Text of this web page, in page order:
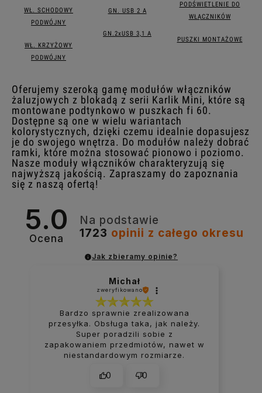
WŁ. SCHODOWY
PODWÓJNY
WŁ. KRZYŻOWY
PODWÓJNY
GN. USB 2 A
GN.2xUSB 3,1 A
PODŚWIETLENIE DO
WŁĄCZNIKÓW
PUSZKI MONTAŻOWE
Oferujemy szeroką gamę modułów włączników
żaluzjowych z blokadą z serii Karlik Mini, które są
montowane podtynkowo w puszkach fi 60.
Dostępne są one w wielu wariantach
kolorystycznych, dzięki czemu idealnie dopasujesz
je do swojego wnętrza. Do modułów należy dobrać
ramki, które można stosować pionowo i poziomo.
Nasze moduły włączników charakteryzują się
najwyższą jakością. Zapraszamy do zapoznania
się z naszą ofertą!
5.0
Ocena
Na podstawie
1723 opinii z całego okresu
Jak zbieramy opinie?
Michał
zweryfikowano
Bardzo sprawnie zrealizowana
przesyłka. Obsługa taka, jak należy.
Super poradzili sobie z
zapakowaniem przedmiotów, nawet w
niestandardowym rozmiarze.
0 0